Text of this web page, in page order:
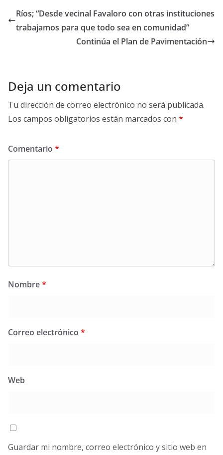
b
o
er l s
A
p
y
Li
n
Ríos; “Desde vecinal Favaloro con otras instituciones
trabajamos para que todo sea en comunidad”
Continúa el Plan de Pavimentación
Deja un comentario
Tu dirección de correo electrónico no será publicada.
Los campos obligatorios están marcados con *
Comentario *
Nombre*
Correo electrónico *
Web
Guardar mi nombre, correo electrónico y sitio web en